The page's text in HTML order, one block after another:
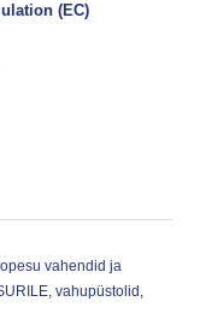
(EC)
vahendid ja
,vahupüstolid,